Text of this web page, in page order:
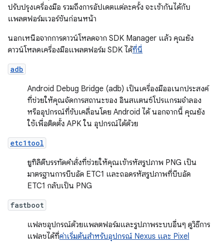
ปรับปรุงเครื่องมือ รวมถึงการอัปเดตแต่ละครั้ง จะเข้ากันได้กับ
แพลตฟอร์มเวอร์ชันก่อนหน้า
นอกเหนือจากการดาวน์โหลดจาก SDK Manager แล้ว คุณยัง
ดาวน์โหลดเครื่องมือแพลตฟอร์ม SDK ได้ที่นี่
adb
Android Debug Bridge (adb) เป็นเครื่องมืออเนกประสงค์
ที่ช่วยให้คุณจัดการสถานะของ อินสแตนซ์โปรแกรมจำลอง
หรืออุปกรณ์ที่ขับเคลื่อนโดย Android ได้ นอกจากนี้ คุณยัง
ใช้เพื่อติดตั้ง APK ใน อุปกรณ์ได้ด้วย
etc1tool
ยูทิลิตีบรรทัดคำสั่งที่ช่วยให้คุณเข้ารหัสรูปภาพ PNG เป็น
มาตรฐานการบีบอัด ETC1 และถอดรหัสรูปภาพที่บีบอัด
ETC1 กลับเป็น PNG
fastboot
แฟลชอุปกรณ์ด้วยแพลตฟอร์มและรูปภาพระบบอื่นๆ ดูวิธีการ
แฟลชได้ที่ค่าเริ่มต้นสำหรับอุปกรณ์ Nexus และ Pixel